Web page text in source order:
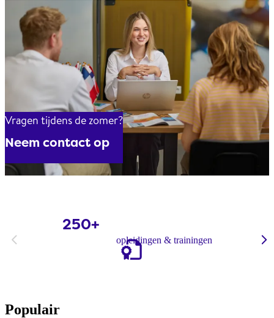
Vragen tijdens de zomer?
Neem contact op
Kort samengevat
250+
opleidingen & trainingen
Populair